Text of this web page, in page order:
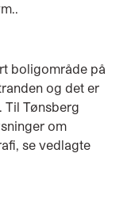
boligområde på
og det er
Tønsberg
om
se vedlagte